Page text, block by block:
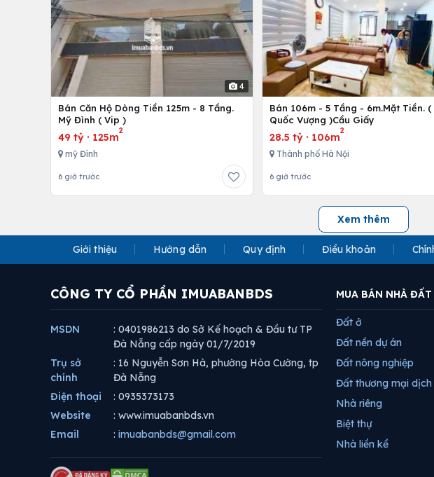
4
Bán Căn Hộ Dòng Tiền 125m - 8 Tầng.
Mỹ Đình ( Vip )
49 tỷ · 125m
2
mỹ Đình
6 giờ trước
Bán 106m - 5 Tầng - 6m.Mặt Tiền. (
Quốc Vượng )Cầu Giấy
28.5 tỷ · 106m
2
Thành phố Hà Nội
6 giờ trước
Xem thêm
Giới thiệu Hướng dẫn Quy định Điều khoản
CÔNG TY CỔ PHẦN IMUABANBDS
MSDN
: 0401986213 do Sở Kế hoạch & Đầu tư TP
Đà Nẵng cấp ngày 01/7/2019
Trụ sở
chính
: 16 Nguyễn Sơn Hà, phường Hòa Cường, tp
Đà Nẵng
Điện thoại
: 0935373173
Website
: www.imuabanbds.vn
Email
: imuabanbds@gmail.com
MUA BÁN NHÀ ĐẤT
Đất ở
Đất nền dự án
Đất nông nghiệp
Đất thương mại dịch
Nhà riêng
Biệt thự
Nhà liền kề